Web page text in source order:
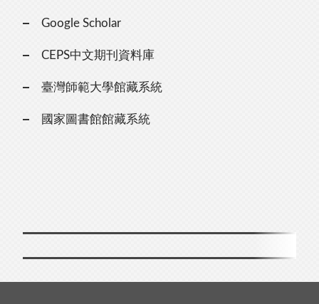
Google Scholar
CEPS中文期刊資料庫
臺灣師範大學館藏系統
國家圖書館館藏系統